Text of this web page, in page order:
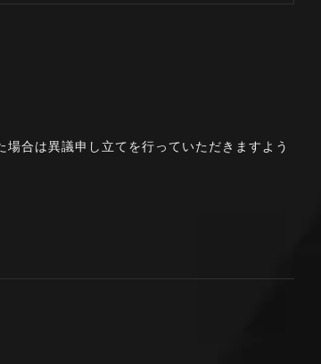
合は異議申し立てを行っていただきますよう